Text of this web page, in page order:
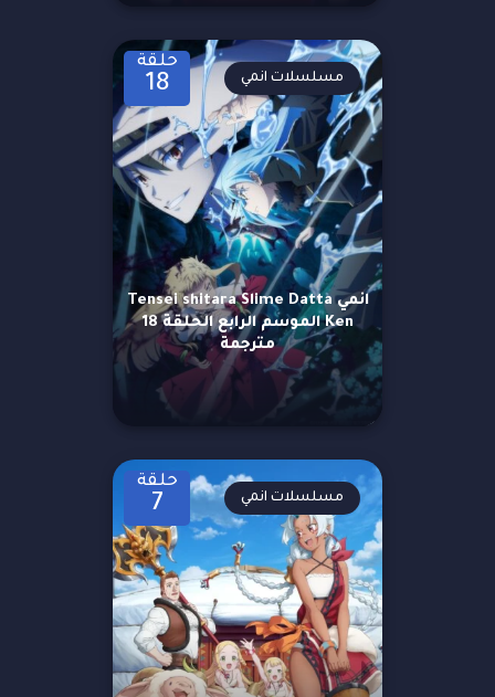
حلقة
18
انمي Tensei shitara Slime Datta
Ken الموسم الرابع الحلقة 18
مترجمة
مسلسلات انمي
حلقة
7 مسلسلات انمي